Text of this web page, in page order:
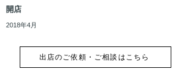
開店
2018年4月
出店のご依頼・ご相談はこちら